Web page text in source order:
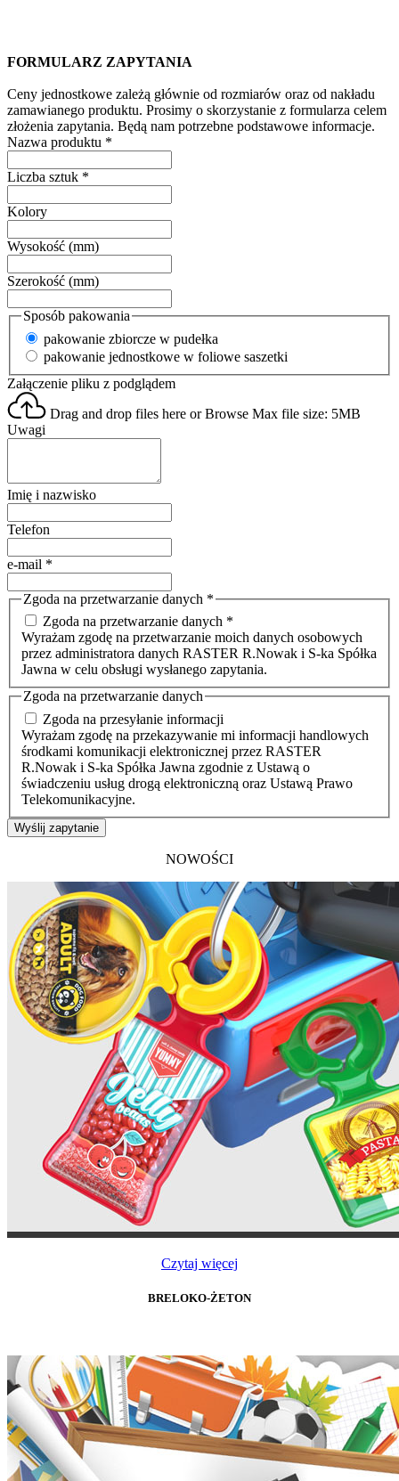
FORMULARZ ZAPYTANIA
Ceny jednostkowe zależą głównie od rozmiarów oraz od nakładu
zamawianego produktu. Prosimy o skorzystanie z formularza celem
złożenia zapytania. Będą nam potrzebne podstawowe informacje.
Nazwa produktu *
Liczba sztuk *
Kolory
Wysokość (mm)
Szerokość (mm)
Sposób pakowania
pakowanie zbiorcze w pudełka
pakowanie jednostkowe w foliowe saszetki
Załączenie pliku z podglądem
Drag and drop files here orBrowse Max file size: 5MB
Uwagi
Imię i nazwisko
Telefon
e-mail *
Zgoda na przetwarzanie danych *
Zgoda na przetwarzanie danych *
Wyrażam zgodę na przetwarzanie moich danych osobowych
przez administratora danych RASTER R.Nowak i S-ka Spółka
Jawna w celu obsługi wysłanego zapytania.
Zgoda na przetwarzanie danych
Zgoda na przesyłanie informacji
Wyrażam zgodę na przekazywanie mi informacji handlowych
środkami komunikacji elektronicznej przez RASTER
R.Nowak i S-ka Spółka Jawna zgodnie z Ustawą o
świadczeniu usług drogą elektroniczną oraz Ustawą Prawo
Telekomunikacyjne.
Wyślij zapytanie
NOWOŚCI
Czytaj więcej
BRELOKO-ŻETON